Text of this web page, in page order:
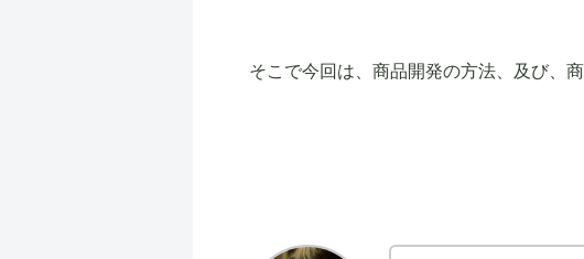
そこで今回は、商品開発の方法、及び、